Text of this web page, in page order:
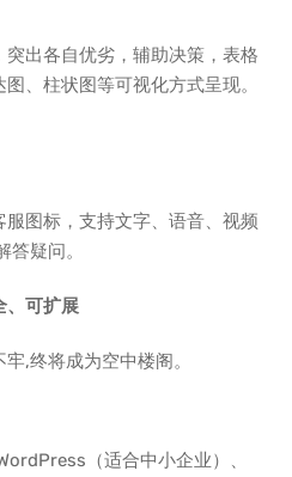
出各自优劣，辅助决策，表格
、柱状图等可视化方式呈现。
图标，支持文字、语音、视频
疑问。
、可扩展
,终将成为空中楼阁。
（适合中小企业）、